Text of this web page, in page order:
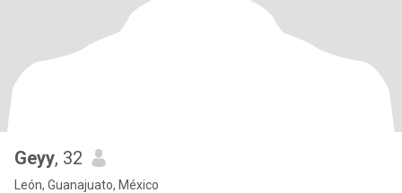
Geyy, 32
León, Guanajuato, México